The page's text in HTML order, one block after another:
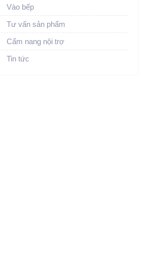
Vào bếp
Tư vấn sản phẩm
Cẩm nang nội trợ
Tin tức